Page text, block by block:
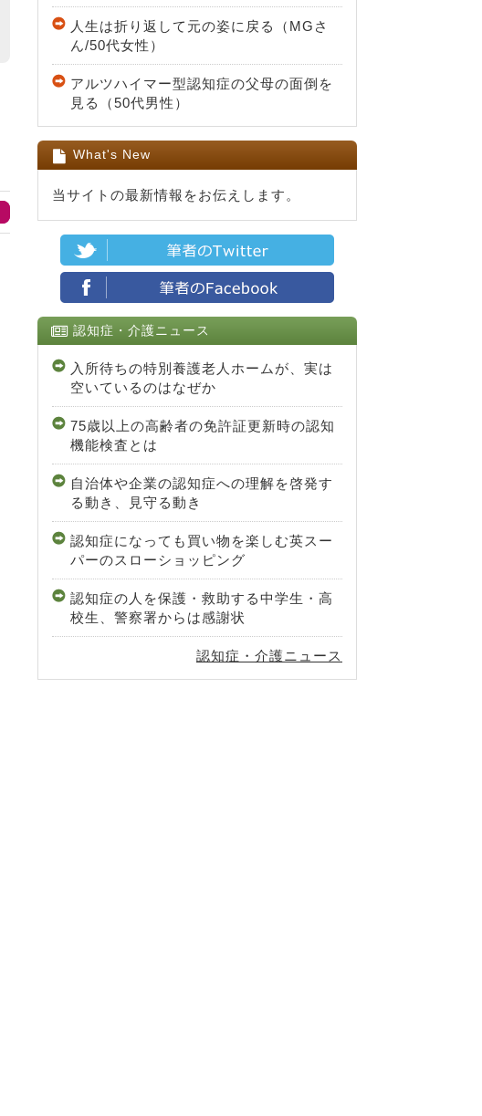
人生は折り返して元の姿に戻る（MGさ
ん/50代女性）
アルツハイマー型認知症の父母の面倒を
見る（50代男性）
What's New
当サイトの最新情報をお伝えします。
認知症・介護ニュース
入所待ちの特別養護老人ホームが、実は
空いているのはなぜか
75歳以上の高齢者の免許証更新時の認知
機能検査とは
自治体や企業の認知症への理解を啓発す
る動き、見守る動き
認知症になっても買い物を楽しむ英スー
パーのスローショッピング
認知症の人を保護・救助する中学生・高
校生、警察署からは感謝状
認知症・介護ニュース